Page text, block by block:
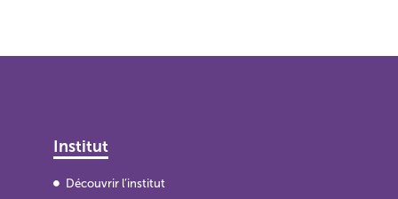
Institut
Découvrir l’institut